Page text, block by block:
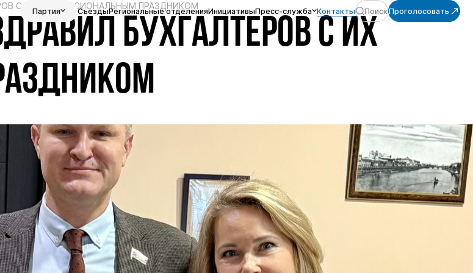
Партия СъездыРегиональные отделенияИнициативыПресс-служба Контакты ПоискПроголосовать
С ИХ ПРОФЕССИОНАЛЬНЫМ ПРАЗДНИКОМ
БУХГАЛТЕРОВ С ИХ